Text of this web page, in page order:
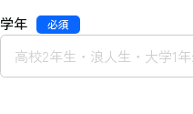
学年 必須